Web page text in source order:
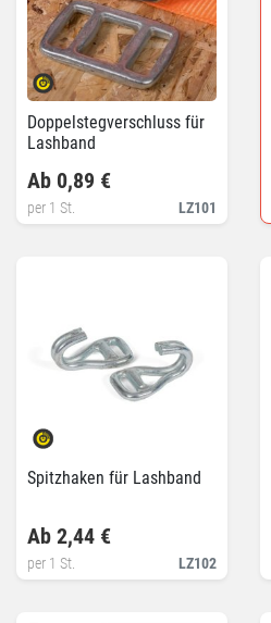
Doppelstegverschluss für
Lashband
LZ101
Ab 0,89 €
per 1 St.
Spitzhaken für Lashband
LZ102
Ab 2,44 €
per 1 St.